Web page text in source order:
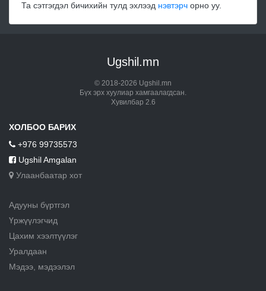
Та сэтгэгдэл бичихийн тулд эхлээд нэвтэрч орно уу.
Ugshil.mn
© 2018-2026 Ugshil.mn
Бүх эрх хуулиар хамгаалагдсан.
Хувилбар 2.6
ХОЛБОО БАРИХ
+976 99735573
Ugshil Amgalan
Улаанбаатар хот
Адууны бүртгэл
Үржүүлэгчид
Цахим хээлтүүлэг
Уралдаан
Мэдээ, мэдээлэл